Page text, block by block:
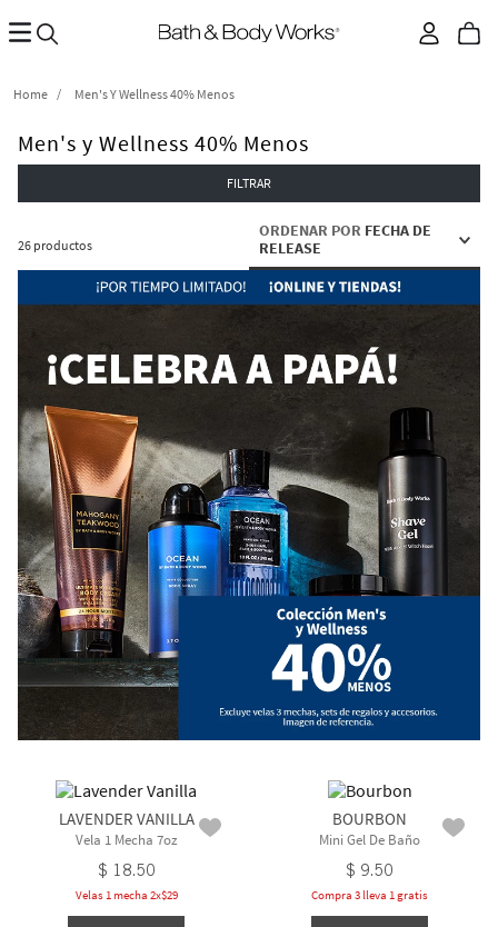
Men's Y Wellness 40% Menos
Men's y Wellness 40% Menos
FILTRAR
26 productos
ORDENAR POR FECHA DE
RELEASE
LAVENDER VANILLA
Vela 1 Mecha 7oz
$ 18.50
Velas 1 mecha 2x$29
BOURBON
Mini Gel De Baño
$ 9.50
Compra 3 lleva 1 gratis